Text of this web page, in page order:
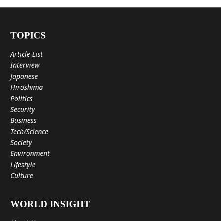
TOPICS
Article List
Interview
Japanese
Hiroshima
Politics
Security
Business
Tech/Science
Society
Environment
Lifestyle
Culture
WORLD INSIGHT